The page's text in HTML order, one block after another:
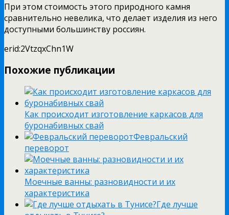
При этом стоимость этого природного камня
сравнительно невелика, что делает изделия из него
доступными большинству россиян.
erid:2VtzqxChn1W
Похожие публикации
Как происходит изготовление каркасов для
буронабивных свай
Февральский
переворот
Моечные ванны: разновидности и их
характеристика
Где лучше